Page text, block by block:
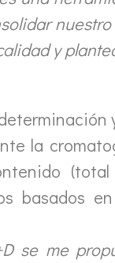
y
la
(total
basados
se me